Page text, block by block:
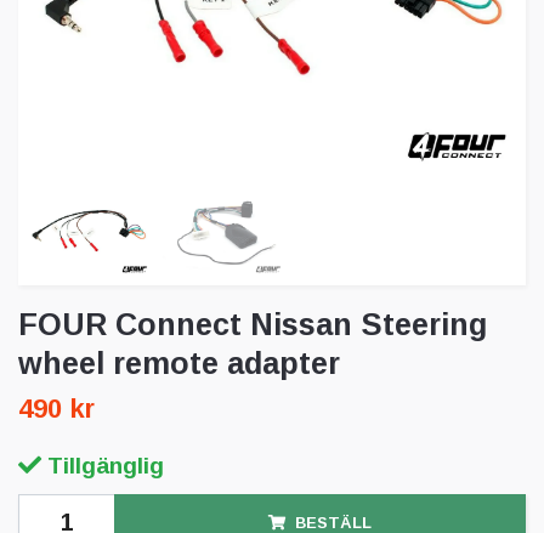
FOUR Connect Nissan Steering
wheel remote adapter
490 kr
Tillgänglig
BESTÄLL